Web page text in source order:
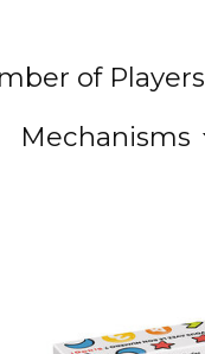
of Players
Mechanisms